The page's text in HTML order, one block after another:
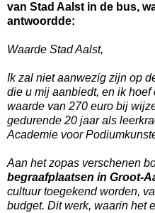
van Stad Aalst in de bus,
antwoordde:
Waarde Stad Aalst,
Ik zal niet aanwezig zijn op
die u mij aanbiedt, en ik
waarde van 270 euro bij
gedurende 20 jaar als
Academie voor
Aan het zopas verschenen
begraafplaatsen in Groot-
cultuur toegekend worden,
budget. Dit werk, waarin het